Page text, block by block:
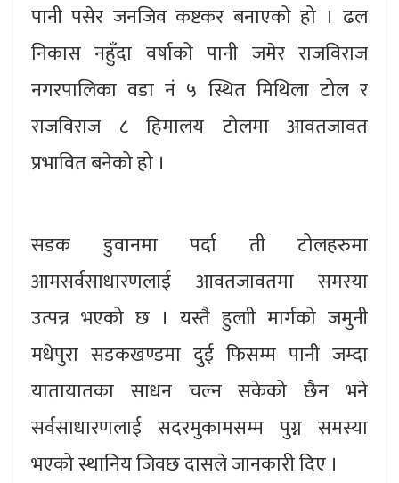
पानी पसेर जनजिव कष्टकर बनाएको हो । ढल
निकास नहुँदा वर्षाको पानी जमेर राजविराज
नगरपालिका वडा नं ५ स्थित मिथिला टोल र
राजविराज ८ हिमालय टोलमा आवतजावत
प्रभावित बनेको हो ।
सडक डुवानमा पर्दा ती टोलहरुमा
आमसर्वसाधारणलाई आवतजावतमा समस्या
उत्पन्न भएको छ । यस्तै हुलाी मार्गको जमुनी
मधेपुरा सडकखण्डमा दुई फिसम्म पानी जम्दा
यातायातका साधन चल्न सकेको छैन भने
सर्वसाधारणलाई सदरमुकामसम्म पुग्न समस्या
भएको स्थानिय जिवछ दासले जानकारी दिए ।